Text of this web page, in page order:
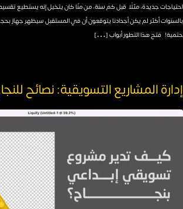
احتياجات جديدة، مثلًا قبل كم سنة، من منّا كان يتخيل إنه يستطيع
بالسنوات أكثر لم يكن أجدادنا يتوقعون أن في المستقبل سيظهر جهاز
حتمية! فتح هذا التطور أبواب […]
إدارة المشاريع التسويقية: نصائح